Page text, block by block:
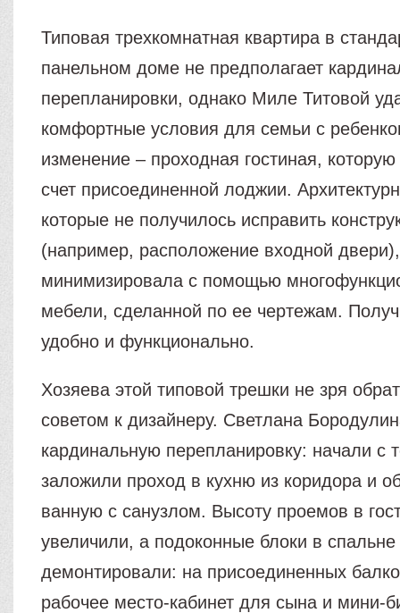
Типовая трехкомнатная квартира в
панельном доме не предполагает
перепланировки, однако Миле Титовой
комфортные условия для семьи с
изменение – проходная гостиная,
счет присоединенной лоджии.
которые не получилось исправить
(например, расположение входной
минимизировала с помощью
мебели, сделанной по ее чертежам.
удобно и функционально.
Хозяева этой типовой трешки не зря
советом к дизайнеру. Светлана
кардинальную перепланировку: начали с
заложили проход в кухню из коридора и
ванную с санузлом. Высоту проемов в
увеличили, а подоконные блоки в спальне
демонтировали: на присоединенных
рабочее место-кабинет для сына и мини-